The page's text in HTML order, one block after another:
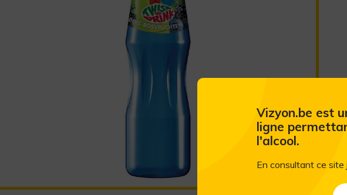
Vizyon.be est
ligne
l'alcool.
En consultant ce site